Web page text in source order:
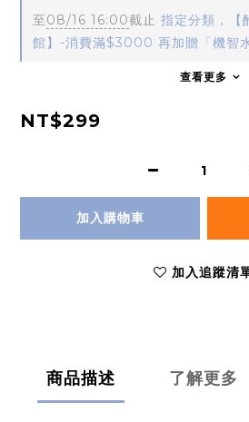
至08/16 16:00截止 指定分類，【
館】-消費滿$3000 再加贈「機智水
查看更多
NT$299
加入購物車
加入追蹤清
商品描述 了解更多